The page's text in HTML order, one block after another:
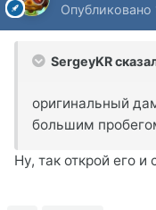
Опубликовано
SergeyKR
оригинальный
большим
Ну, так открой его и